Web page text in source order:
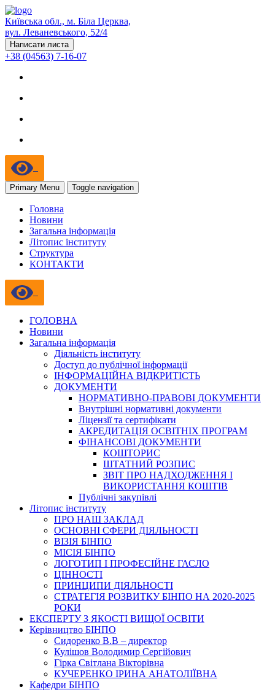
Київська обл., м. Біла Церква,
вул. Леваневського, 52/4
Написати листа
+38 (04563) 7-16-07
Primary Menu Toggle navigation
Головна
Новини
Загальна інформація
Літопис інституту
Структура
КОНТАКТИ
ГОЛОВНА
Новини
Загальна інформація
Діяльність інституту
Доступ до публічної інформації
ІНФОРМАЦІЙНА ВІДКРИТІСТЬ
ДОКУМЕНТИ
НОРМАТИВНО-ПРАВОВІ ДОКУМЕНТИ
Внутрішні нормативні документи
Ліцензії та сертифікати
АКРЕДИТАЦІЯ ОСВІТНІХ ПРОГРАМ
ФІНАНСОВІ ДОКУМЕНТИ
КОШТОРИС
ШТАТНИЙ РОЗПИС
ЗВІТ ПРО НАДХОДЖЕННЯ І
ВИКОРИСТАННЯ КОШТІВ
Публічні закупівлі
Літопис інституту
ПРО НАШ ЗАКЛАД
ОСНОВНІ СФЕРИ ДІЯЛЬНОСТІ
ВІЗІЯ БІНПО
МІСІЯ БІНПО
ЛОГОТИП І ПРОФЕСІЙНЕ ГАСЛО
ЦІННОСТІ
ПРИНЦИПИ ДІЯЛЬНОСТІ
СТРАТЕГІЯ РОЗВИТКУ БІНПО НА 2020-2025
РОКИ
ЕКСПЕРТУ З ЯКОСТІ ВИЩОЇ ОСВІТИ
Керівництво БІНПО
Сидоренко В.В – директор
Кулішов Володимир Сергійович
Гірка Світлана Вікторівна
КУЧЕРЕНКО ІРИНА АНАТОЛІЇВНА
Кафедри БІНПО